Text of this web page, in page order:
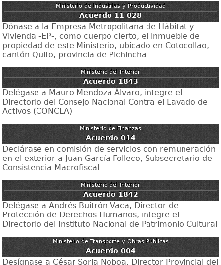
Ministerio de Industrias y Productividad
Acuerdo 11 028
Dónase a la Empresa Metropolitana de Hábitat y
Vivienda -EP-, como cuerpo cierto, el inmueble de
propiedad de este Ministerio, ubicado en Cotocollao,
cantón Quito, provincia de Pichincha
Ministerio del Interior
Acuerdo 1843
Delégase a Mauro Mendoza Álvaro, integre el
Directorio del Consejo Nacional Contra el Lavado de
Activos (CONCLA)
Ministerio de Finanzas
Acuerdo 014
Declárase en comisión de servicios con remuneración
en el exterior a Juan García Folleco, Subsecretario de
Consistencia Macrofiscal
Ministerio del Interior
Acuerdo 1842
Delégase a Andrés Buitrón Vaca, Director de
Protección de Derechos Humanos, integre el
Directorio del Instituto Nacional de Patrimonio Cultural
Ministerio de Transporte y Obras Públicas
Acuerdo 004
Desígnase a César Soria Noboa, Director Provincial del